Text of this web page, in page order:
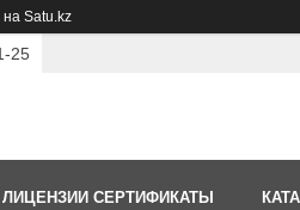
на Satu.kz
25
ЛИЦЕНЗИИ СЕРТИФИКАТЫ